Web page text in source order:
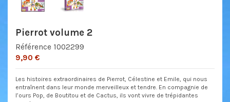
Pierrot volume 2
Référence 1002299
9,90 €
Les histoires extraordinaires de Pierrot, Célestine et Emile, qui nous
entraînent dans leur monde merveilleux et tendre. En compagnie de
l’ours Pop, de Boutitou et de Cactus, ils vont vivre de trépidantes